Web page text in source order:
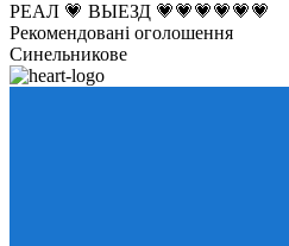
РЕАЛ 💗 ВЫЕЗД 💗💗💗💗💗💗
Рекомендовані оголошення
Синельникове